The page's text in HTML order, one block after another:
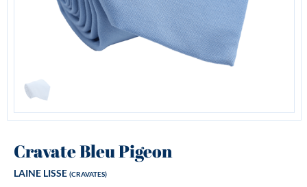
Cravate Bleu Pigeon
LAINE LISSE (CRAVATES)